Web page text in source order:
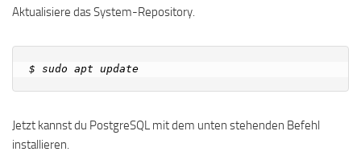
Aktualisiere das System-Repository.
Jetzt kannst du PostgreSQL mit dem unten stehenden Befehl
installieren.